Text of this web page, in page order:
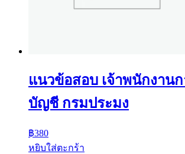
แนวข้อสอบ เจ้าพนักงานก
บัญชี กรมประมง
฿380
หยิบใส่ตะกร้า